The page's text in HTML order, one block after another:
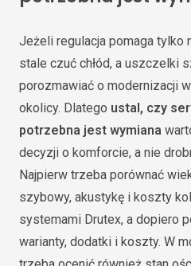
Jeżeli regulacja pomaga tylko
stale czuć chłód, a uszczelki
porozmawiać o modernizacji
okolicy. Dlatego ustal, czy
potrzebna jest wymiana
decyzji o komforcie, a nie
Najpierw trzeba porównać
szybowy, akustykę i koszty
systemami Drutex, a dopiero
warianty, dodatki i koszty. W